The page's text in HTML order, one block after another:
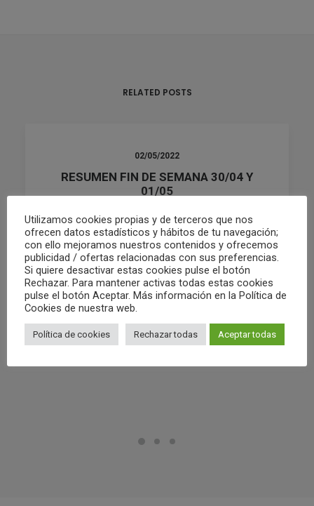
RELATED POSTS
02/05/2022
RESUMEN FIN DE SEMANA 30/04 Y
01/05
by Club Waterpolo Castelló
Utilizamos cookies propias y de terceros que nos
ofrecen datos estadísticos y hábitos de tu navegación;
con ello mejoramos nuestros contenidos y ofrecemos
publicidad / ofertas relacionadas con sus preferencias.
Si quiere desactivar estas cookies pulse el botón
Rechazar. Para mantener activas todas estas cookies
pulse el botón Aceptar. Más información en la Política de
Cookies de nuestra web.
Política de cookies Rechazar todas Aceptar todas